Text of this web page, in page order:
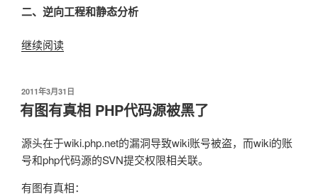
二、逆向工程和静态分析
继续阅读
分
析
漏
洞
挖
发
布
于
2011年3月31日
有图有真相 PHP代码源被黑了
源头在于wiki.php.net的漏洞导致wiki账号被盗，而wiki的账
号和php代码源的SVN提交权限相关联。
有图有真相：